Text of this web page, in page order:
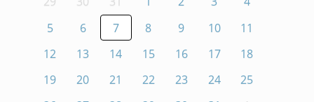
5
6 7 8 9 10
11
12
13 14 15 16 17
18
19
20 21 22 23 24
25